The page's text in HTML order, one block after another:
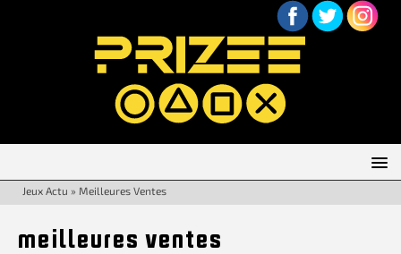
Jeux Actu » Meilleures Ventes
meilleures ventes